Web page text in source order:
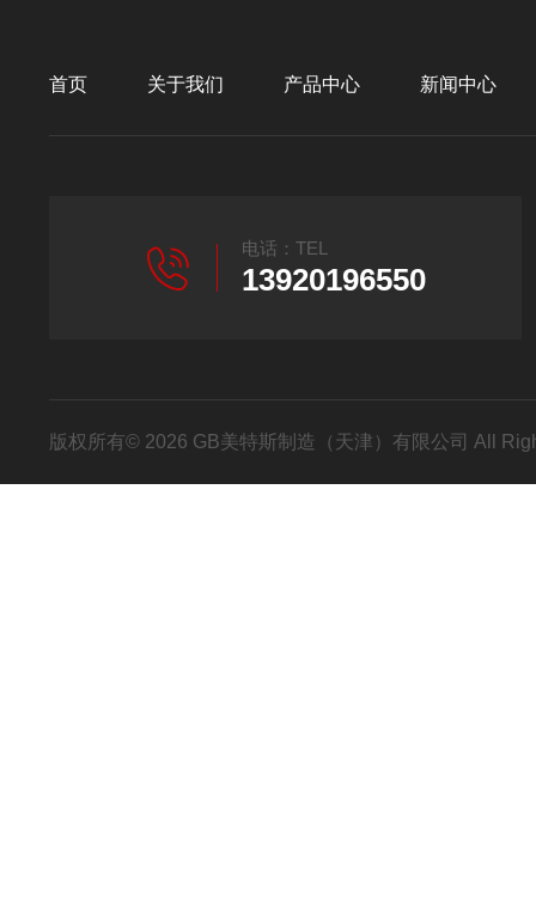
首页 关于我们 产品中心 新闻中心
电话：TEL
13920196550
版权所有© 2026 GB美特斯制造（天津）有限公司 All